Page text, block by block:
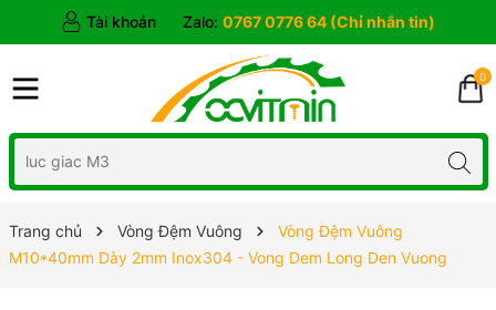
Tài khoản Zalo: 0767 0776 64 (Chỉ nhắn tin)
0
Trang chủ Vòng Đệm Vuông
Vòng Đệm Vuông
M10*40mm Dày 2mm Inox304 - Vong Dem Long Den Vuong